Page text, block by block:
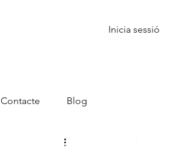
Inicia sessió
Contacte Blog
caixa de bombons a Reus